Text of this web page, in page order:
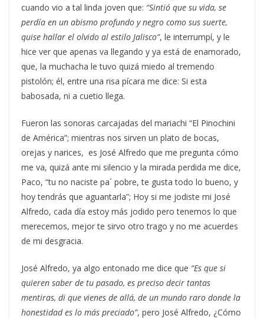
cuando vio a tal linda joven que: “Sintió que su vida, se
perdía en un abismo profundo y negro como sus suerte,
quise hallar el olvido al estilo Jalisco”, le interrumpí, y le
hice ver que apenas va llegando y ya está de enamorado,
que, la muchacha le tuvo quizá miedo al tremendo
pistolón; él, entre una risa pícara me dice: Si esta
babosada, ni a cuetio llega.
Fueron las sonoras carcajadas del mariachi “El Pinochini
de América”; mientras nos sirven un plato de bocas,
orejas y narices, es José Alfredo que me pregunta cómo
me va, quizá ante mi silencio y la mirada perdida me dice,
Paco, “tu no naciste pa´ pobre, te gusta todo lo bueno, y
hoy tendrás que aguantarla”; Hoy si me jodiste mi José
Alfredo, cada día estoy más jodido pero tenemos lo que
merecemos, mejor te sirvo otro trago y no me acuerdes
de mi desgracia.
José Alfredo, ya algo entonado me dice que “Es que si
quieren saber de tu pasado, es preciso decir tantas
mentiras, di que vienes de allá, de un mundo raro donde la
honestidad es lo más preciado”, pero José Alfredo, ¿Cómo